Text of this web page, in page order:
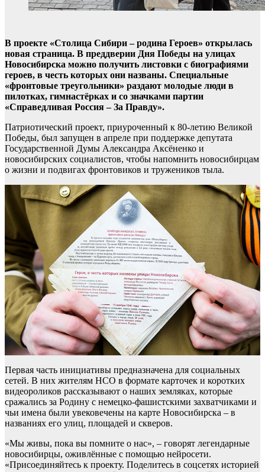
В проекте «Столица Сибири – родина Героев» открылась
новая страница. В преддверии Дня Победы на улицах
Новосибирска можно получить листовки с биографиями
героев, в честь которых они названы. Специальные
«фронтовые треугольники» раздают молодые люди в
пилотках, гимнастёрках и со значками партии
«Справедливая Россия – За Правду».
Патриотический проект, приуроченный к 80-летию Великой
Победы, был запущен в апреле при поддержке депутата
Государственной Думы Александра Аксёненко и
новосибирских социалистов, чтобы напомнить новосибирцам
о жизни и подвигах фронтовиков и тружеников тыла.
Первая часть инициативы предназначена для социальных
сетей. В них жителям НСО в формате карточек и коротких
видеороликов рассказывают о наших земляках, которые
сражались за Родину с немецко-фашистскими захватчиками и
чьи имена были увековечены на карте Новосибирска – в
названиях его улиц, площадей и скверов.
«Мы живы, пока вы помните о нас», – говорят легендарные
новосибирцы, оживлённые с помощью нейросети.
«Присоединяйтесь к проекту. Поделитесь в соцсетях историей